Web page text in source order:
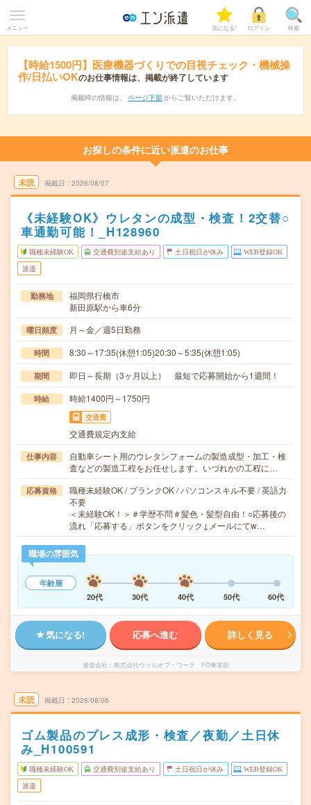
メニュー 気になる! ログイン 検索
【時給1500円】医療機器づくりでの目視チェック・機械操
作/日払いOKのお仕事情報は、掲載が終了しています
掲載時の情報は、 ページ下部 からご覧いただけます。
お探しの条件に近い派遣のお仕事
未読 掲載日 2026/08/07
《未経験OK》ウレタンの成型・検査！2交替○
車通勤可能！_H128960
職種未経験OK 交通費別途支給あり 土日祝日が休み WEB登録OK
派遣
勤務地
福岡県行橋市
新田原駅から車6分
曜日頻度 月～金／週5日勤務
時間 8:30～17:35(休憩1:05)20:30～5:35(休憩1:05)
期間 即日～長期（3ヶ月以上） 最短で応募開始から1週間！
時給 時給1400円～1750円
交通費
交通費規定内支給
仕事内容
自動車シート用のウレタンフォームの製造成型・加工・検
査などの製造工程をお任せします。いづれかの工程に…
応募資格
職種未経験OK / ブランクOK / パソコンスキル不要 / 英語力
不要
＜未経験OK！＞＃学歴不問＃髪色・髪型自由！○応募後の
流れ「応募する」ボタンをクリック↓メールにてw…
職場の雰囲気
年齢層
20代
30代 40代 50代 60代
気になる! 応募へ進む 詳しく見る
派遣会社 株式会社ウィルオブ・ワーク FO事業部
未読 掲載日 2026/08/06
ゴム製品のプレス成形・検査／夜勤／土日休
み_H100591
職種未経験OK 交通費別途支給あり 土日祝日が休み WEB登録OK
派遣